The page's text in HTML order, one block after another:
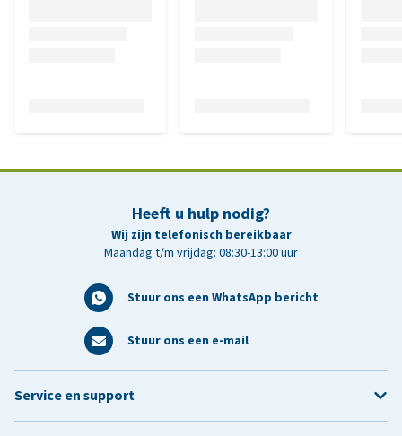
Heeft u hulp nodig?
Wij zijn telefonisch bereikbaar
Maandag t/m vrijdag: 08:30-13:00 uur
Stuur ons een WhatsApp bericht
Stuur ons een e-mail
Service en support